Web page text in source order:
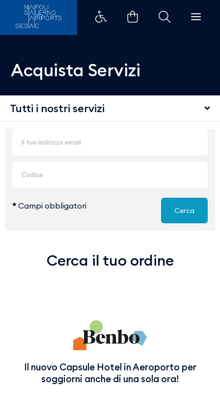
Acquista Servizi
Tutti i nostri servizi
* Campi obbligatori Cerca
Cerca il tuo ordine
Il nuovo Capsule Hotel in Aeroporto per
soggiorni anche di una sola ora!